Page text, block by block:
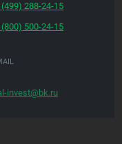
(499) 288-24-15
(800) 500-24-15
invest@bk.ru